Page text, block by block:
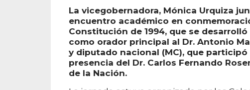
La vicegobernadora, Mónica Urquiza
encuentro académico en
Constitución de 1994, que se
como orador principal al Dr. Antonio
y diputado nacional (MC), que
presencia del Dr. Carlos Fernando
de la Nación.